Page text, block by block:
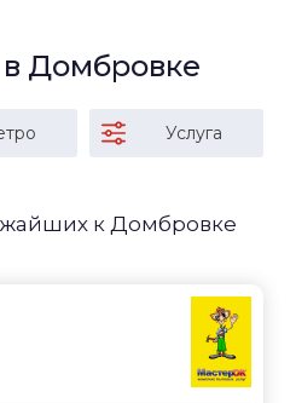
Домбровке
Услуга
к Домбровке